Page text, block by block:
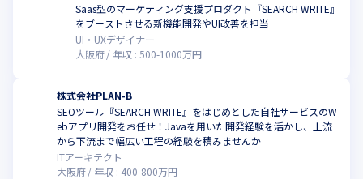
Saas型のマーケティング支援プロダクト『SEARCH WRITE』
をブーストさせる新機能開発やUI改善を担当
UI・UXデザイナー
大阪府
年収 : 500-1000万円
株式会社PLAN-B
SEOツール『SEARCH WRITE』をはじめとした自社サービスのW
ebアプリ開発をお任せ！Javaを用いた開発経験を活かし、上流
から下流まで幅広い工程の経験を積みませんか
ITアーキテクト
大阪府
年収 : 400-800万円